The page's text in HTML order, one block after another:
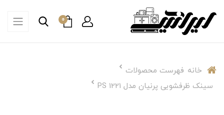
0
خانه فهرست محصولات
سینک ظرفشویی پرنیان مدل PS 1221